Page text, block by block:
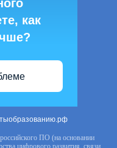
как
ПО (на основании
цифрового развития, связи